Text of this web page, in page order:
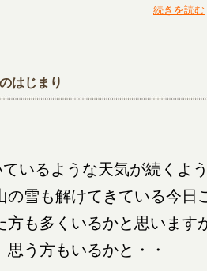
続きを読む
はじまり
いるような天気が続くよ
の雪も解けてきている今日
方も多くいるかと思います
う方もいるかと・・